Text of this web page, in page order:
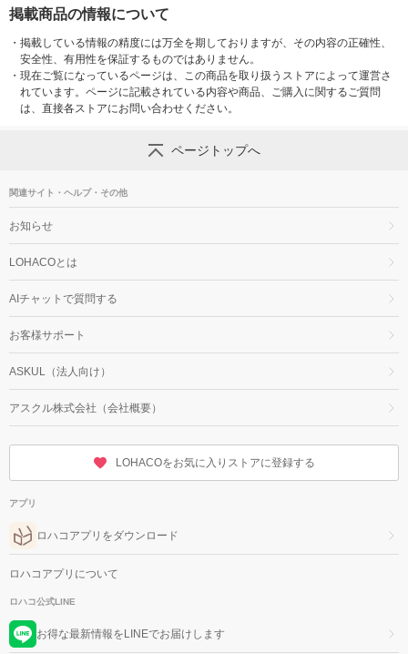
掲載商品の情報について
・ 掲載している情報の精度には万全を期しておりますが、その内容の正確性、
安全性、有用性を保証するものではありません。
・ 現在ご覧になっているページは、この商品を取り扱うストアによって運営さ
れています。ページに記載されている内容や商品、ご購入に関するご質問
は、直接各ストアにお問い合わせください。
ページトップへ
関連サイト・ヘルプ・その他
お知らせ
LOHACOとは
AIチャットで質問する
お客様サポート
ASKUL（法人向け）
アスクル株式会社（会社概要）
LOHACOをお気に入りストアに登録する
アプリ
ロハコアプリをダウンロード
ロハコアプリについて
ロハコ公式LINE
お得な最新情報をLINEでお届けします